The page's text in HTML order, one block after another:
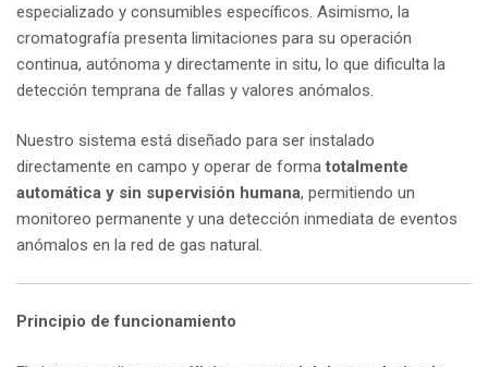
especializado y consumibles específicos. Asimismo, la
cromatografía presenta limitaciones para su operación
continua, autónoma y directamente in situ, lo que dificulta la
detección temprana de fallas y valores anómalos.
Nuestro sistema está diseñado para ser instalado
directamente en campo y operar de formatotalmente
automática y sin supervisión humana, permitiendo un
monitoreo permanente y una detección inmediata de eventos
anómalos en la red de gas natural.
Principio de funcionamiento